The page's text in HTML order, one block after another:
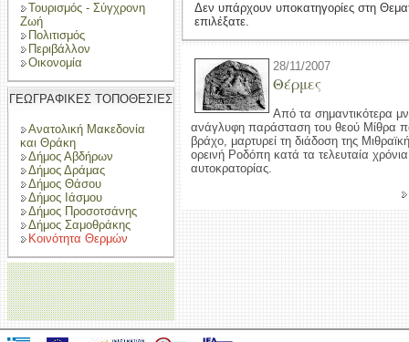
Τουρισμός - Σύγχρονη
Ζωή
Πολιτισμός
Περιβάλλον
Οικονομία
ΓΕΩΓΡΑΦΙΚΕΣ ΤΟΠΟΘΕΣΙΕΣ
Ανατολική Μακεδονία
και Θράκη
Δήμος Αβδήρων
Δήμος Δράμας
Δήμος Θάσου
Δήμος Ιάσμου
Δήμος Προσοτσάνης
Δήμος Σαμοθράκης
Κοινότητα Θερμών
Δεν υπάρχουν υποκατηγορίες στη
επιλέξατε.
28/11/2007
Θέρμες
Από τα σημαντικότερα
ανάγλυφη παράσταση του θεού Μίθρα
βράχο, μαρτυρεί τη διάδοση της
ορεινή Ροδόπη κατά τα τελευταία
αυτοκρατορίας.